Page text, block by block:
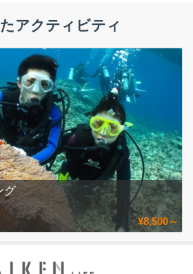
アクティビティ
グ
¥8,500～